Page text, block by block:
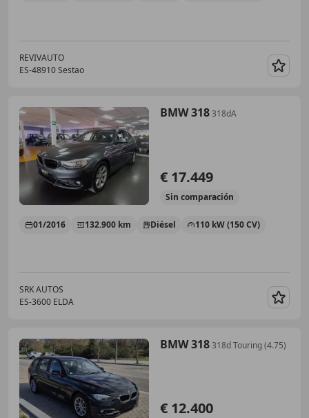
REVIVAUTO
ES-48910 Sestao
BMW 318318dA
€ 17.449
Sin comparación
01/2016 132.900 km Diésel 110 kW (150 CV)
SRK AUTOS
ES-3600 ELDA
BMW 318318d Touring (4.75)
€ 12.400